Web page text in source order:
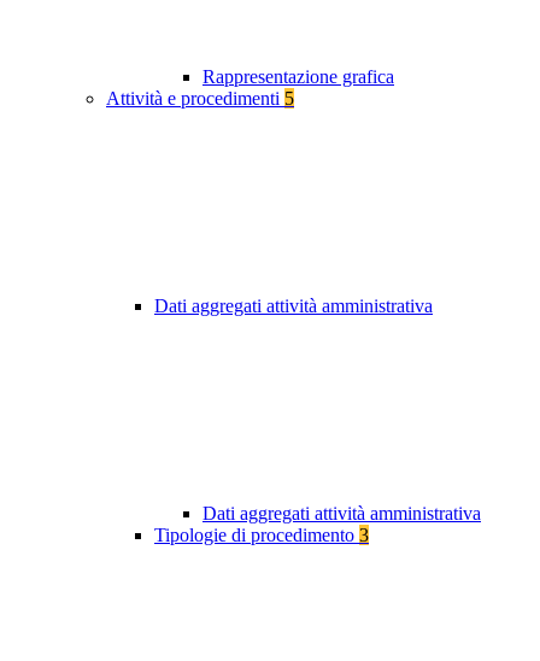
Rappresentazione grafica
Attività e procedimenti 5
Dati aggregati attività amministrativa
Dati aggregati attività amministrativa
Tipologie di procedimento 3